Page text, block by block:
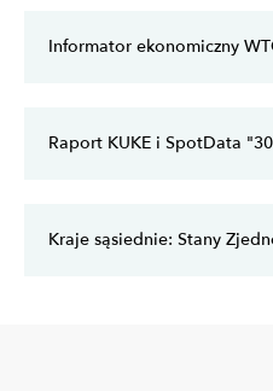
Informator ekonomiczny
Raport KUKE i SpotData
Kraje sąsiednie: Stany